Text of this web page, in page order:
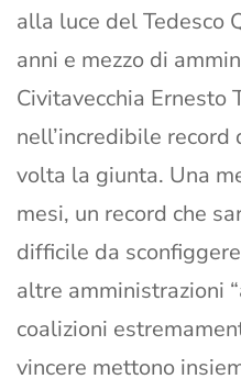
alla luce del Tedesco
anni e mezzo di
Civitavecchia Ernesto
nell’incredibile record
volta la giunta. Una
mesi, un record che
difficile da
altre amministrazioni
coalizioni
vincere mettono